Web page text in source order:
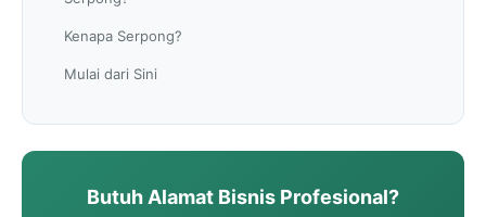
Kenapa Serpong?
Mulai dari Sini
Butuh Alamat Bisnis Profesional?